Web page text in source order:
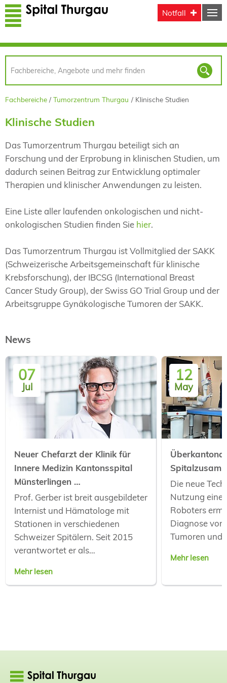
Direkt zum Inhalt
Notfall
Fachbereiche Tumorzentrum Thurgau Klinische Studien
Klinische Studien
Das Tumorzentrum Thurgau beteiligt sich an
Forschung und der Erprobung in klinischen Studien, um
dadurch seinen Beitrag zur Entwicklung optimaler
Therapien und klinischer Anwendungen zu leisten.
Eine Liste aller laufenden onkologischen und nicht-
onkologischen Studien finden Sie hier.
Das Tumorzentrum Thurgau ist Vollmitglied der SAKK
(Schweizerische Arbeitsgemeinschaft für klinische
Krebsforschung), der IBCSG (International Breast
Cancer Study Group), der Swiss GO Trial Group und der
Arbeitsgruppe Gynäkologische Tumoren der SAKK.
News
07
Jul
Neuer Chefarzt der Klinik für
Innere Medizin Kantonsspital
Münsterlingen …
Prof. Gerber ist breit ausgebildeter
Internist und Hämatologe mit
Stationen in verschiedenen
Schweizer Spitälern. Seit 2015
verantwortet er als…
Mehr lesen
12
May
Die neue
Nutzung
Roboters
Diagnose
Tumoren und
Mehr lesen